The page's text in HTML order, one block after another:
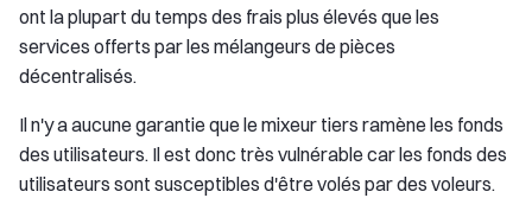
ont la plupart du temps des frais plus élevés que les
services offerts par les mélangeurs de pièces
décentralisés.
Il n'y a aucune garantie que le mixeur tiers ramène les fonds
des utilisateurs. Il est donc très vulnérable car les fonds des
utilisateurs sont susceptibles d'être volés par des voleurs.